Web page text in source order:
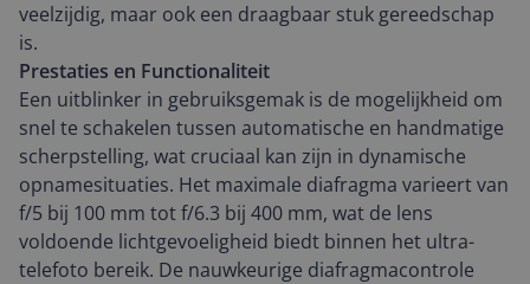
veelzijdig, maar ook een draagbaar stuk gereedschap
is.
Prestaties en Functionaliteit
Een uitblinker in gebruiksgemak is de mogelijkheid om
snel te schakelen tussen automatische en handmatige
scherpstelling, wat cruciaal kan zijn in dynamische
opnamesituaties. Het maximale diafragma varieert van
f/5 bij 100 mm tot f/6.3 bij 400 mm, wat de lens
voldoende lichtgevoeligheid biedt binnen het ultra-
telefoto bereik. De nauwkeurige diafragmacontrole